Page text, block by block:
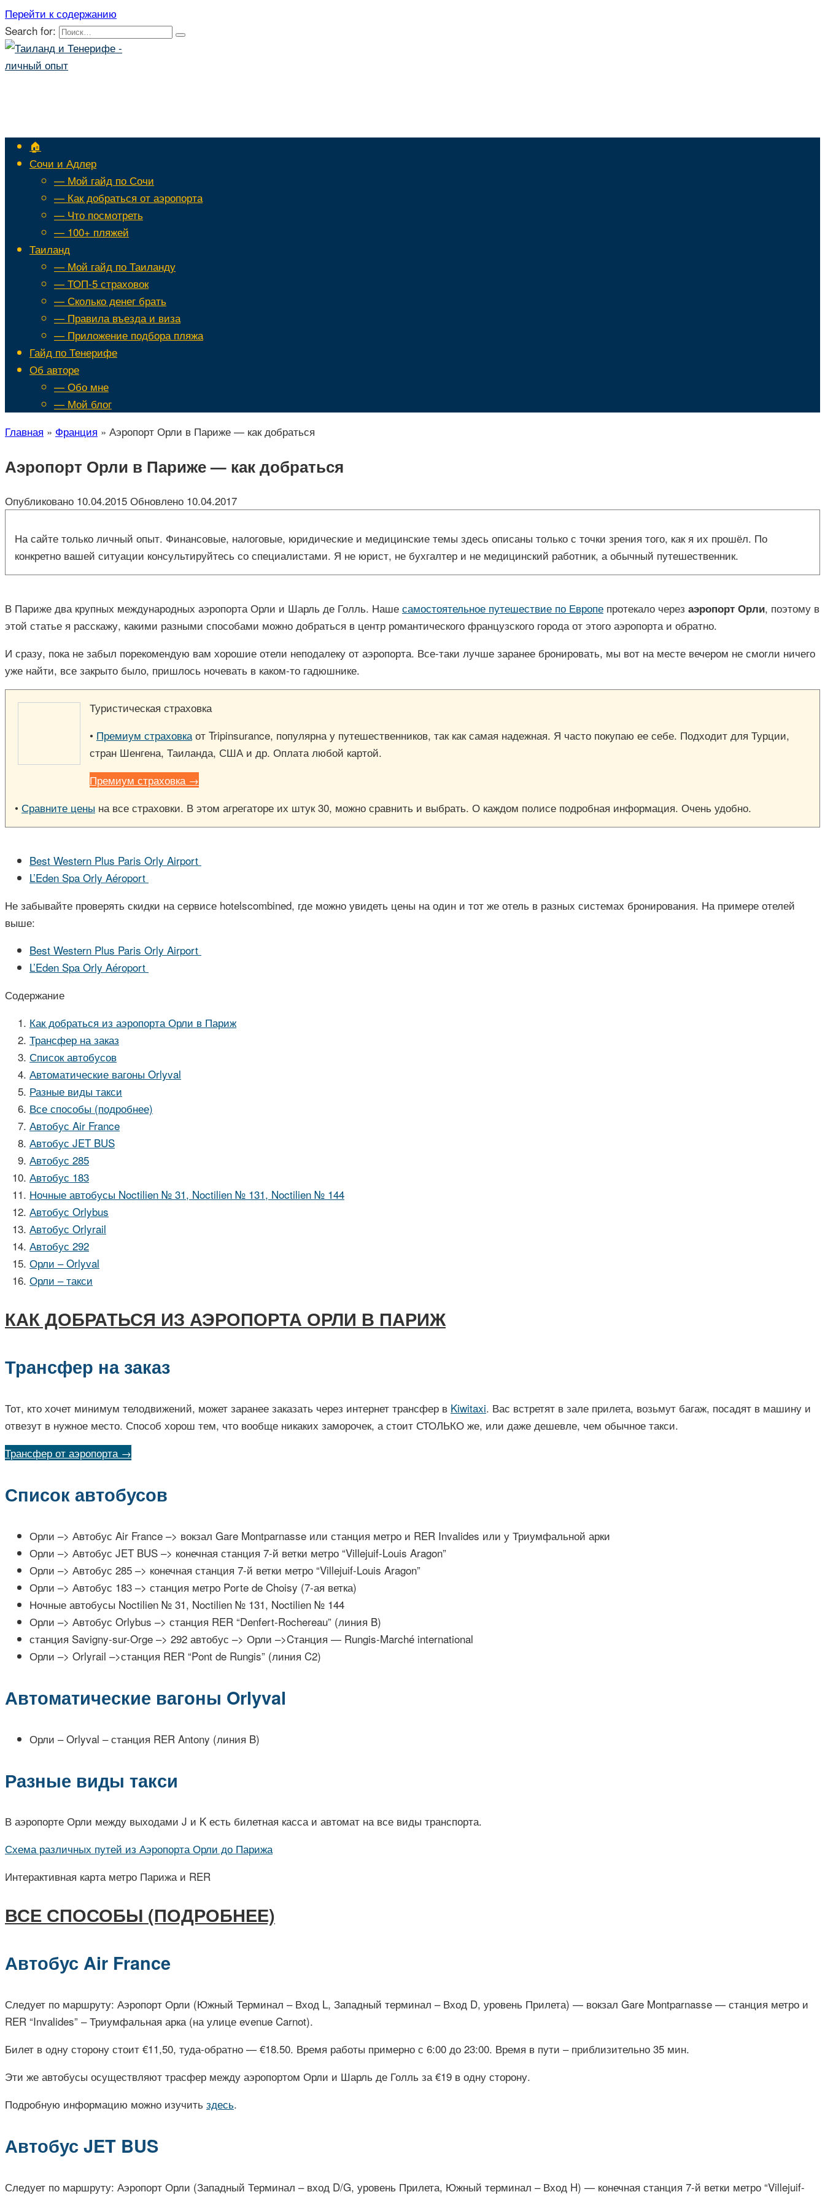
Перейти к содержанию
Search for:
🏠
Сочи и Адлер
— Мой гайд по Сочи
— Как добраться от аэропорта
— Что посмотреть
— 100+ пляжей
Таиланд
— Мой гайд по Таиланду
— ТОП-5 страховок
— Сколько денег брать
— Правила въезда и виза
— Приложение подбора пляжа
Гайд по Тенерифе
Об авторе
— Обо мне
— Мой блог
Главная » Франция » Аэропорт Орли в Париже — как добраться
Аэропорт Орли в Париже — как добраться
Опубликовано 10.04.2015 Обновлено 10.04.2017
На сайте только личный опыт. Финансовые, налоговые, юридические и медицинские темы здесь описаны только с точки зрения того, как я их прошёл. По
конкретно вашей ситуации консультируйтесь со специалистами. Я не юрист, не бухгалтер и не медицинский работник, а обычный путешественник.
В Париже два крупных международных аэропорта Орли и Шарль де Голль. Наше самостоятельное путешествие по Европе протекало через аэропорт Орли, поэтому в
этой статье я расскажу, какими разными способами можно добраться в центр романтического французского города от этого аэропорта и обратно.
И сразу, пока не забыл порекомендую вам хорошие отели неподалеку от аэропорта. Все-таки лучше заранее бронировать, мы вот на месте вечером не смогли ничего
уже найти, все закрыто было, пришлось ночевать в каком-то гадюшнике.
Туристическая страховка
• Премиум страховкаот Tripinsurance, популярна у путешественников, так как самая надежная. Я часто покупаю ее себе. Подходит для Турции,
стран Шенгена, Таиланда, США и др. Оплата любой картой.
Премиум страховка →
• Сравните цены на все страховки. В этом агрегаторе их штук 30, можно сравнить и выбрать. О каждом полисе подробная информация. Очень удобно.
Best Western Plus Paris Orly Airport
L’Eden Spa Orly Aéroport
Не забывайте проверять скидки на сервисе hotelscombined, где можно увидеть цены на один и тот же отель в разных системах бронирования. На примере отелей
выше:
Best Western Plus Paris Orly Airport
L’Eden Spa Orly Aéroport
Содержание
Как добраться из аэропорта Орли в Париж
Трансфер на заказ
Список автобусов
Автоматические вагоны Orlyval
Разные виды такси
Все способы (подробнее)
Автобус Air France
Автобус JET BUS
Автобус 285
Автобус 183
Ночные автобусы Noctilien № 31, Noctilien № 131, Noctilien № 144
Автобус Orlybus
Автобус Orlyrail
Автобус 292
Орли – Orlyval
Орли – такси
КАК ДОБРАТЬСЯ ИЗ АЭРОПОРТА ОРЛИ В ПАРИЖ
Трансфер на заказ
Тот, кто хочет минимум телодвижений, может заранее заказать через интернет трансфер в Kiwitaxi. Вас встретят в зале прилета, возьмут багаж, посадят в машину и
отвезут в нужное место. Способ хорош тем, что вообще никаких заморочек, а стоит СТОЛЬКО же, или даже дешевле, чем обычное такси.
Трансфер от аэропорта →
Список автобусов
Орли –> Автобус Air France –> вокзал Gare Montparnasse или станция метро и RER Invalides или у Триумфальной арки
Орли –> Автобус JET BUS –> конечная станция 7-й ветки метро “Villejuif-Louis Aragon”
Орли –> Автобус 285 –> конечная станция 7-й ветки метро “Villejuif-Louis Aragon”
Орли –> Автобус 183 –> станция метро Porte de Choisy (7-ая ветка)
Ночные автобусы Noctilien № 31, Noctilien № 131, Noctilien № 144
Орли –> Автобус Orlybus –> станция RER “Denfert-Rochereau” (линия B)
станция Savigny-sur-Orge –> 292 автобус –> Орли –>Cтанция — Rungis-Marché international
Орли –> Orlyrail –>станция RER “Pont de Rungis” (линия C2)
Автоматические вагоны Orlyval
Орли – Orlyval – станция RER Antony (линия B)
Разные виды такси
В аэропорте Орли между выходами J и K есть билетная касса и автомат на все виды транспорта.
Схема различных путей из Аэропорта Орли до Парижа
Интерактивная карта метро Парижа и RER
ВСЕ СПОСОБЫ (ПОДРОБНЕЕ)
Автобус Air France
Следует по маршруту: Аэропорт Орли (Южный Терминал – Вход L, Западный терминал – Вход D, уровень Прилета) — вокзал Gare Montparnasse — станция метро и
RER “Invalides” – Триумфальная арка (на улице evenue Carnot).
Билет в одну сторону стоит €11,50, туда-обратно — €18.50. Время работы примерно с 6:00 до 23:00. Время в пути – приблизительно 35 мин.
Эти же автобусы осуществляют трасфер между аэропортом Орли и Шарль де Голль за €19 в одну сторону.
Подробную информацию можно изучить здесь.
Автобус JET BUS
Следует по маршруту: Аэропорт Орли (Западный Терминал – вход D/G, уровень Прилета, Южный терминал – Вход H) — конечная станция 7-й ветки метро “Villejuif-